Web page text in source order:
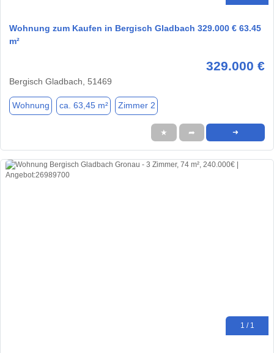
Wohnung zum Kaufen in Bergisch Gladbach 329.000 € 63.45
m²
329.000 €
Bergisch Gladbach, 51469
Wohnung ca. 63,45 m² Zimmer 2
★ ➦ ➜
1 / 1